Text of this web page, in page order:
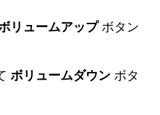
リュームアップボタン
ボリュームダウンボタ